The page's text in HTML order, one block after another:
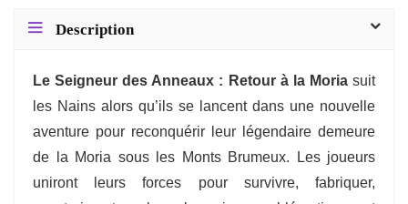
Description
Le Seigneur des Anneaux : Retour à la Moriasuit
les Nains alors qu’ils se lancent dans une nouvelle
aventure pour reconquérir leur légendaire demeure
de la Moria sous les Monts Brumeux. Les joueurs
uniront leurs forces pour survivre, fabriquer,